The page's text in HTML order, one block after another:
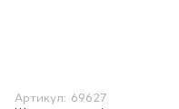
Артикул: 69627